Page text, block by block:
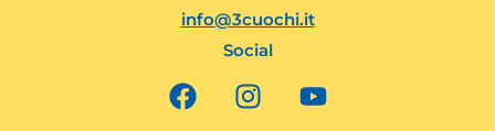
info@3cuochi.it
Social
F
a
I
n
o